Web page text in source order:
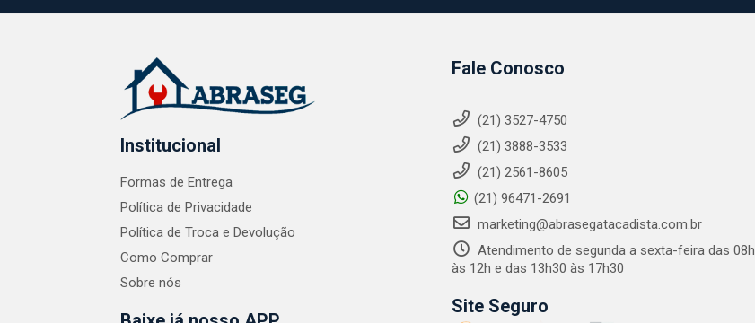
Institucional
Formas de Entrega
Política de Privacidade
Política de Troca e Devolução
Como Comprar
Sobre nós
Fale Conosco
(21) 3527-4750
(21) 3888-3533
(21) 2561-8605
(21) 96471-2691
marketing@abrasegatacadista.com.br
Atendimento de segunda a sexta-feira das 08h
às 12h e das 13h30 às 17h30
Site Seguro